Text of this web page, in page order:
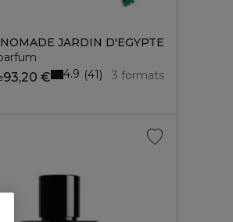
JARDIN D'EGYPTE
93,20 € 3 formats
4.9 41